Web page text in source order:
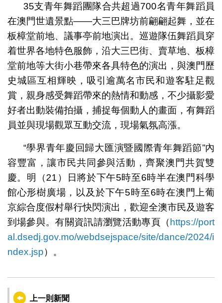
35支青年舞蹈團隊合共超過700名青年舞蹈員
在澳門世遺景點——大三巴牌坊前翩翩起舞，並在
板樟堂前地、議事亭前地演出。巡遊隊伍舞蹈員穿
着世界各地特色服飾，沿大三巴街、賣草地、板樟
堂前地等大街小巷帶來各具特色的演出，與澳門歷
史城區互相輝映，吸引逾萬名市民和遊客駐足觀
賞，親身感受舞蹈帶來的熱情和動感，不少攝影愛
好者出動裝備拍攝，捕捉每個動人的畫面，有舞蹈
員並與現場觀眾互動交流，現場氣氛高漲。
“學界青年慶回歸大匯演暨國際青年舞蹈節”內
容豐富，讓市民共同參與活動，齊聚澳門共賀雙
慶。明（21）日將於下午5時至6時半在澳門科學
館心形樹廣場，以及於下午5時至6時在澳門上葡
京綜合度假村舉行快閃演出，歡迎全澳市民及遊客
到場參與。有關資訊請瀏覽活動專頁（https://port
al.dsedj.gov.mo/webdsejspace/site/dance/2024/i
ndex.jsp）。
上一則新聞